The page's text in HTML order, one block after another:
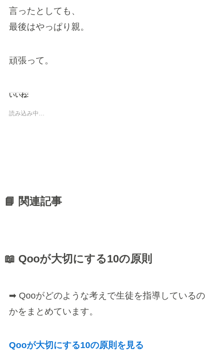
言ったとしても、
最後はやっぱり親。
頑張って。
いいね:
読み込み中…
📘 関連記事
📖 Qooが大切にする10の原則
➡ Qooがどのような考えで生徒を指導しているの
かをまとめています。
Qooが大切にする10の原則を見る